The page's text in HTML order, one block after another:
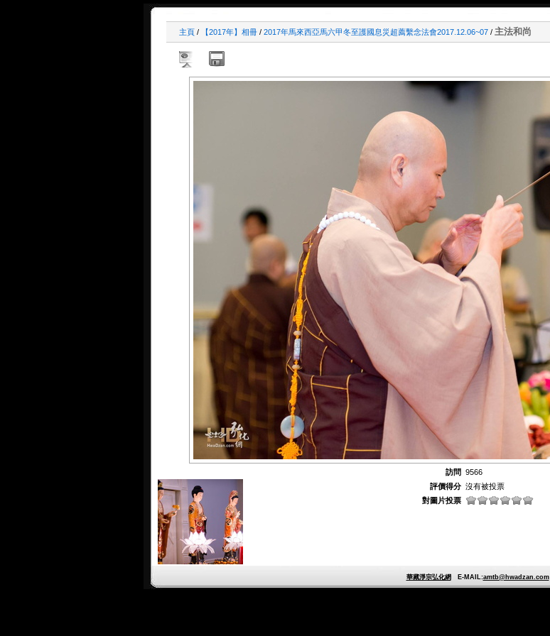
主頁 / 【2017年】相冊 / 2017年馬來西亞馬六甲冬至護國息災超薦繫念法會2017.12.06~07 / 主法和尚
訪問 9566
評價得分 沒有被投票
對圖片投票
華藏淨宗弘化網E-MAIL:amtb@hwadzan.com